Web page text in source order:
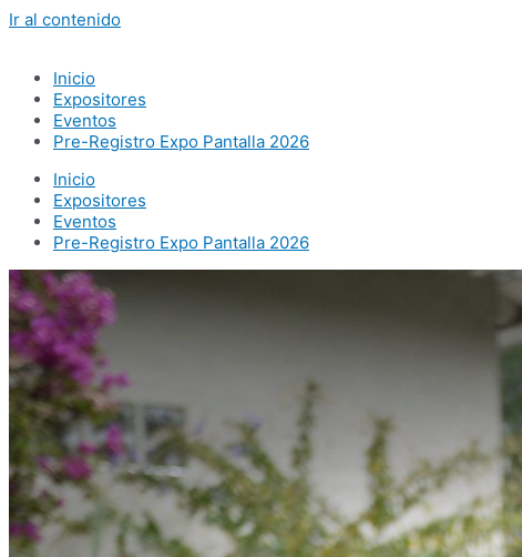
Ir al contenido
Inicio
Expositores
Eventos
Pre-Registro Expo Pantalla 2026
Inicio
Expositores
Eventos
Pre-Registro Expo Pantalla 2026